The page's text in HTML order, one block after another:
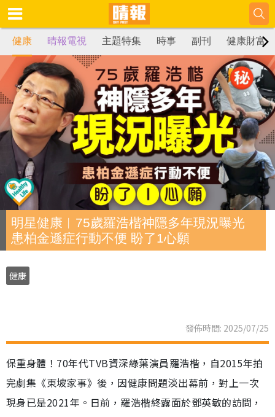
健康 晴報電視 主題特集 時事 副刊 健康財富
明星健康︱75歲羅浩楷神隱多年現況曝光
患柏金遜症行動不便 盼了1心願
健康
發佈時間: 2025/07/25
保重身體！70年代TVB資深綠葉演員羅浩楷，自2015年拍
完劇集《東坡家事》後，因健康問題淡出幕前，對上一次
現身已是2021年。日前，羅浩楷終露面於鄧英敏的訪問，